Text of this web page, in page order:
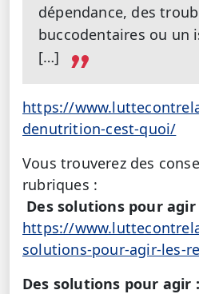
dépendance, des
buccodentaires ou un
[…]
https://
denutrition-cest-quoi/
Vous trouverez des
rubriques :
Des solutions pour agir
https://
solutions-pour-agir-les-
Des solutions pour agir